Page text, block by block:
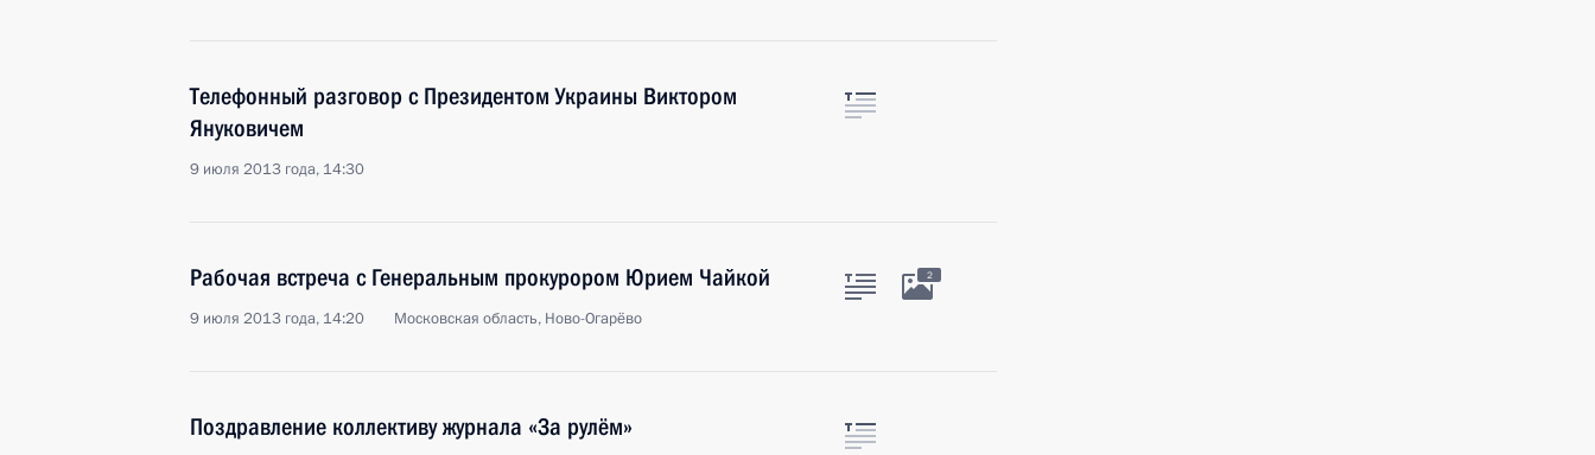
Телефонный разговор с Президентом Украины Виктором
Януковичем
9 июля 2013 года, 14:30
Рабочая встреча с Генеральным прокурором Юрием Чайкой
9 июля 2013 года, 14:20 Московская область, Ново-Огарёво
2
Поздравление коллективу журнала «За рулём»